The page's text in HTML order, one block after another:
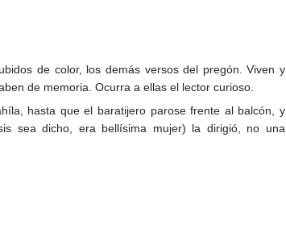
de color, los demás versos del pregón. Viven y
de memoria. Ocurra a ellas el lector curioso.
hasta que el baratijero parose frente al balcón, y
sea dicho, era bellísima mujer) la dirigió, no una